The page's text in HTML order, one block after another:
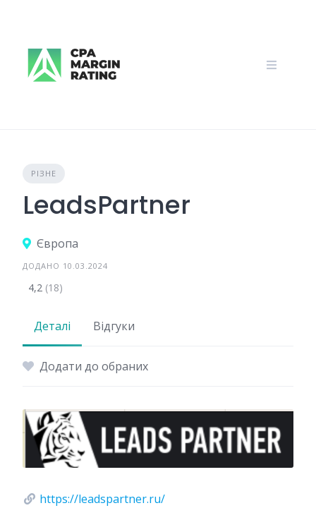
РІЗНЕ
LeadsPartner
Європа
ДОДАНО 10.03.2024
4,2 (18)
Деталі Відгуки
Додати до обраних
https://leadspartner.ru/